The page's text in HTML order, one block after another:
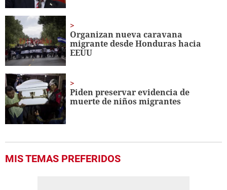
Organizan nueva caravana
migrante desde Honduras hacia
EEUU
Piden preservar evidencia de
muerte de niños migrantes
MIS TEMAS PREFERIDOS